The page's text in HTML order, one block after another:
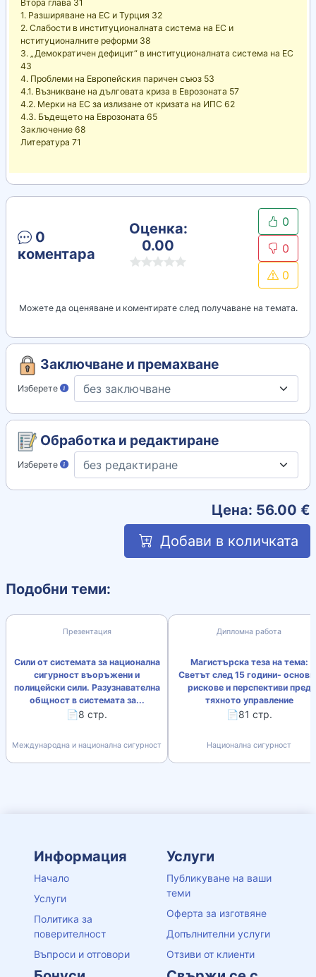
Втора глава 31
1. Разширяване на ЕС и Турция 32
2. Слабости в институционалната система на ЕС и
нституционалните реформи 38
3. „Демократичен дефицит“ в институционалната система на ЕС
43
4. Проблеми на Европейския паричен съюз 53
4.1. Възникване на дълговата криза в Еврозоната 57
4.2. Мерки на ЕС за излизане от кризата на ИПС 62
4.3. Бъдещето на Еврозоната 65
Заключение 68
Литература 71
0
коментара
Оценка:
0.00
0
0
0
Можете да оценяване и коментирате след получаване на темата.
Заключване и премахване
Изберете
Обработка и редактиране
Изберете
Цена: 56.00 €
Добави в количката
Подобни теми:
Презентация
Сили от системата за национална
сигурност въоръжени и
полицейски сили. Разузнавателна
общност в системата за...
📄8 стр.
Международна и национална сигурност
Дипломна работа
Магистърска теза на тема:
Светът след 15 години-
рискове и перспективи пред
тяхното управление
📄81 стр.
Национална сигурност
Информация
Начало
Услуги
Политика за
поверителност
Въпроси и отговори
Услуги
Публикуване на ваши
теми
Оферта за изготвяне
Допълнителни услуги
Отзиви от клиенти